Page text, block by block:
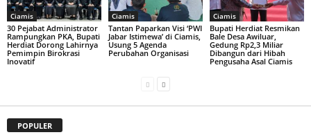
Ciamis
30 Pejabat Administrator
Rampungkan PKA, Bupati
Herdiat Dorong Lahirnya
Pemimpin Birokrasi
Inovatif
Ciamis
Tantan Paparkan Visi ‘PWI
Jabar Istimewa’ di Ciamis,
Usung 5 Agenda
Perubahan Organisasi
Ciamis
Bupati Herdiat Resmikan
Bale Desa Awiluar,
Gedung Rp2,3 Miliar
Dibangun dari Hibah
Pengusaha Asal Ciamis
POPULER